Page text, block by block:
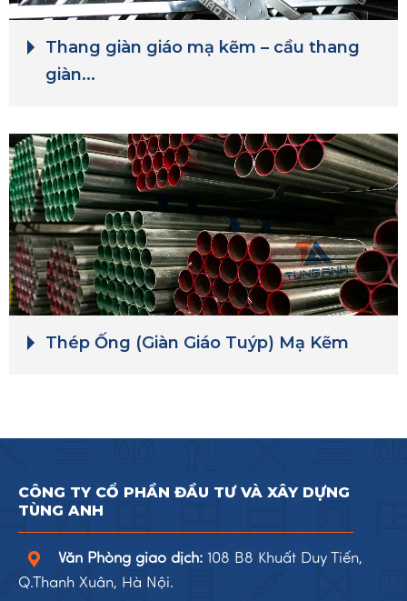
Thang giàn giáo mạ kẽm – cầu thang
giàn...
Thép Ống (Giàn Giáo Tuýp) Mạ Kẽm
CÔNG TY CỔ PHẦN ĐẦU TƯ VÀ XÂY DỰNG
TÙNG ANH
Văn Phòng giao dịch: 108 B8 Khuất Duy Tiến,
Q.Thanh Xuân, Hà Nội.